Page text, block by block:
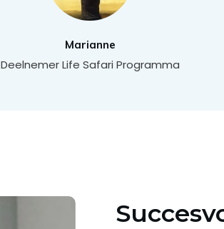
Marianne
Deelnemer Life Safari Programma